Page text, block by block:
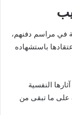
في مراسم دفنهم،
باستشهاده
النفسية
على ما تبقى من